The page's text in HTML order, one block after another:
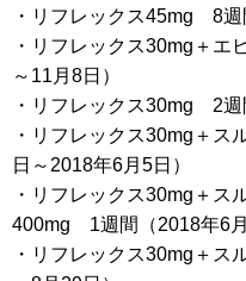
・リフレックス45mg 8週
・リフレックス30mg＋
～11月8日）
・リフレックス30mg 2週
・リフレックス30mg＋
日～2018年6月5日）
・リフレックス30mg＋ス
400mg 1週間（2018年6月
・リフレックス30mg＋